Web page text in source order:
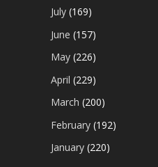
July(169)
June(157)
May(226)
April(229)
March(200)
February(192)
January(220)